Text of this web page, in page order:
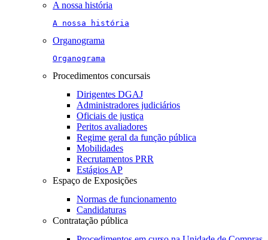
A nossa história
A nossa história
Organograma
Organograma
Procedimentos concursais
Dirigentes DGAJ
Administradores judiciários
Oficiais de justiça
Peritos avaliadores
Regime geral da função pública
Mobilidades
Recrutamentos PRR
Estágios AP
Espaço de Exposições
Normas de funcionamento
Candidaturas
Contratação pública